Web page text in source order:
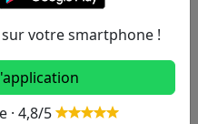
3B 4
votre smartphone !
· 4,8/5